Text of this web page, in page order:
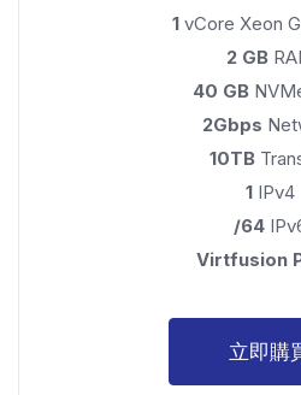
1 vCore Xeon
2 GB
40 GB
2Gbps
10TB
1IPv4
/64
Virtfusion
立即購